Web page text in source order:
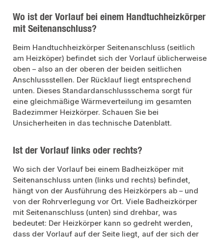
Wo ist der Vorlauf bei einem Handtuchheizkörper
mit Seitenanschluss?
Beim Handtuchheizkörper Seitenanschluss (seitlich
am Heizköper) befindet sich der Vorlauf üblicherweise
oben – also an der oberen der beiden seitlichen
Anschlussstellen. Der Rücklauf liegt entsprechend
unten. Dieses Standardanschlussschema sorgt für
eine gleichmäßige Wärmeverteilung im gesamten
Badezimmer Heizkörper. Schauen Sie bei
Unsicherheiten in das technische Datenblatt.
Ist der Vorlauf links oder rechts?
Wo sich der Vorlauf bei einem Badheizköper mit
Seitenanschluss unten (links und rechts) befindet,
hängt von der Ausführung des Heizkörpers ab – und
von der Rohrverlegung vor Ort. Viele Badheizkörper
mit Seitenanschluss (unten) sind drehbar, was
bedeutet: Der Heizkörper kann so gedreht werden,
dass der Vorlauf auf der Seite liegt, auf der sich der